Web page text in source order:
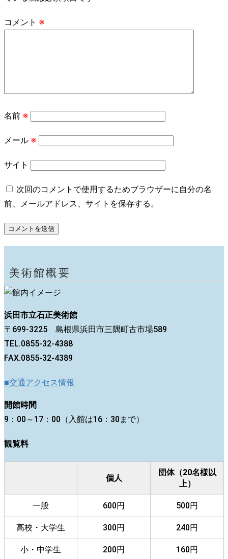
コメント ※
名前 ※
メール ※
サイト
次回のコメントで使用するためブラウザーに自分の名
前、メールアドレス、サイトを保存する。
美術館概要
浜田市立石正美術館
〒699-3225 島根県浜田市三隅町古市場589
TEL.0855-32-4388
FAX.0855-32-4389
■交通アクセス情報
開館時間
9：00～17：00（入館は16：30まで）
観覧料
個人
団体（20名様以
上）
一般 600円 500円
高校・大学生 300円 240円
小・中学生 200円 160円